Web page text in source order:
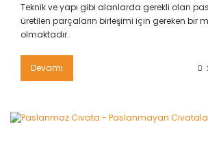
Teknik ve yapı gibi alanlarda gerekli olan
üretilen parçaların birleşimi için gereken bir
olmaktadır.
Devamı